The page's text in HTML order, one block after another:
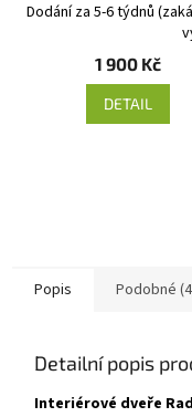
Dodání za 5-6 týdnů
1 900 Kč
DETAIL
Popis Podobné
Detailní popis
Interiérové dveře